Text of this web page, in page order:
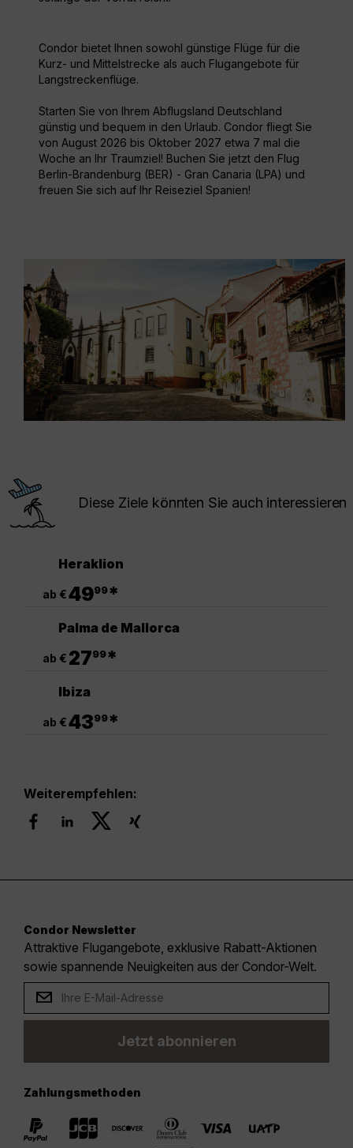
Condor bietet Ihnen sowohl günstige Flüge für die
Kurz- und Mittelstrecke als auch Flugangebote für
Langstreckenflüge.
Starten Sie von Ihrem Abflugsland Deutschland
günstig und bequem in den Urlaub. Condor fliegt Sie
von August 2026 bis Oktober 2027 etwa 7 mal die
Woche an Ihr Traumziel! Buchen Sie jetzt den Flug
Berlin-Brandenburg (BER) - Gran Canaria (LPA) und
freuen Sie sich auf Ihr Reiseziel Spanien!
Diese Ziele könnten Sie auch interessieren
Heraklion
ab €4999*
Palma de Mallorca
ab € 2799*
Ibiza
ab €4399*
Weiterempfehlen:
Condor Newsletter
Attraktive Flugangebote, exklusive Rabatt-Aktionen
sowie spannende Neuigkeiten aus der Condor-Welt.
Jetzt abonnieren
Zahlungsmethoden